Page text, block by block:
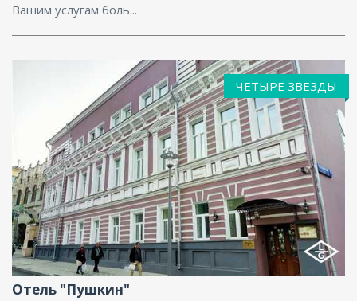
Вашим услугам боль...
Ресторан, Бар, Интернет, Конференц-зал
ЧЕТЫРЕ ЗВЕЗДЫ
Отель "Пушкин"